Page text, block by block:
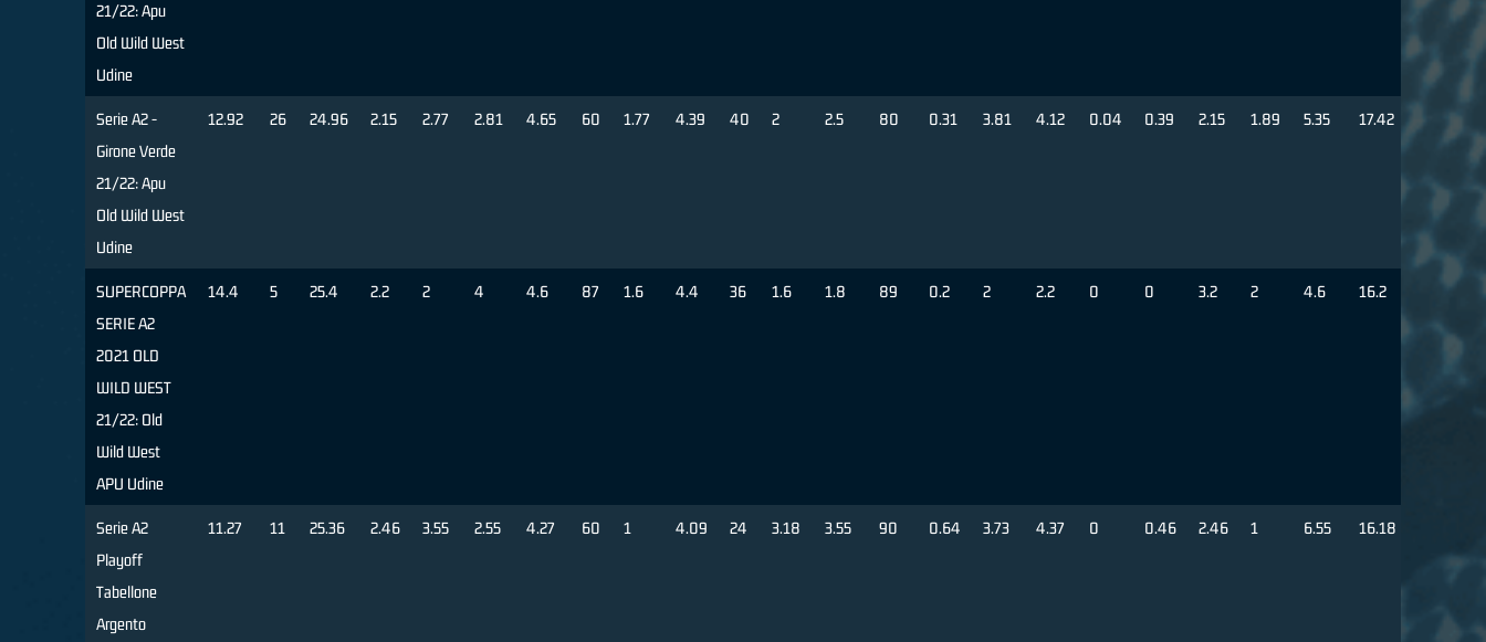
21/22: Apu
Old Wild West
Udine
Serie A2 -
Girone Verde
21/22: Apu
Old Wild West
Udine
12.92 26 24.96 2.15 2.77 2.81 4.65 60 1.77 4.39 40 2 2.5 80 0.31 3.81 4.12 0.04 0.39 2.15 1.89 5.35 17.42
SUPERCOPPA
SERIE A2
2021 OLD
WILD WEST
21/22: Old
Wild West
APU Udine
14.4 5 25.4 2.2 2 4 4.6 87 1.6 4.4 36 1.6 1.8 89 0.2 2 2.2 0 0 3.2 2 4.6 16.2
Serie A2
Playoff
Tabellone
Argento
11.27 11 25.36 2.46 3.55 2.55 4.27 60 1 4.09 24 3.18 3.55 90 0.64 3.73 4.37 0 0.46 2.46 1 6.55 16.18